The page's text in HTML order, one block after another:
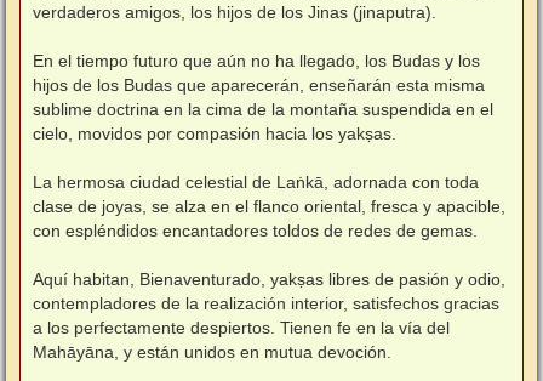
verdaderos amigos, los hijos de los Jinas (jinaputra).
En el tiempo futuro que aún no ha llegado, los Budas y los
hijos de los Budas que aparecerán, enseñarán esta misma
sublime doctrina en la cima de la montaña suspendida en el
cielo, movidos por compasión hacia los yakṣas.
La hermosa ciudad celestial de Laṅkā, adornada con toda
clase de joyas, se alza en el flanco oriental, fresca y apacible,
con espléndidos encantadores toldos de redes de gemas.
Aquí habitan, Bienaventurado, yakṣas libres de pasión y odio,
contempladores de la realización interior, satisfechos gracias
a los perfectamente despiertos. Tienen fe en la vía del
Mahāyāna, y están unidos en mutua devoción.